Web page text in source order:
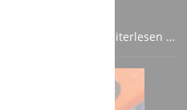
Weiterlesen …